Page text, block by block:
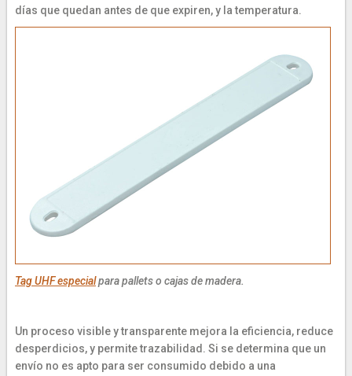
días que quedan antes de que expiren, y la temperatura.
Tag UHF especialpara pallets o cajas de madera.
Un proceso visible y transparente mejora la eficiencia, reduce
desperdicios, y permite trazabilidad. Si se determina que un
envío no es apto para ser consumido debido a una